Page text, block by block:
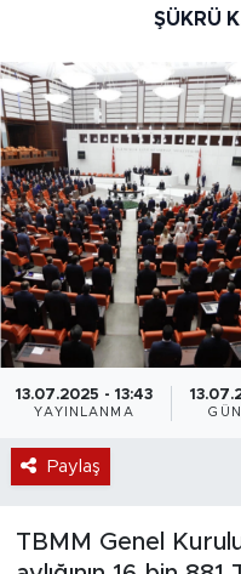
ŞÜKRÜ
13.07.2025 - 13:43
YAYINLANMA
Paylaş
TBMM Genel
Haber Arşivi